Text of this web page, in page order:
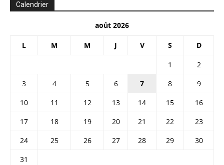
Calendrier
août 2026
L M M J V S D
1
2
3
4 5 6 7 8
9
10
11 12 13 14 15
16
17
18 19 20 21 22
23
24
25 26 27 28 29
30
31